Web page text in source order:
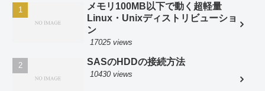
メモリ100MB以下で動く超軽量
Linux・Unixディストリビューショ
ン
17025 views
SASのHDDの接続方法
10430 views